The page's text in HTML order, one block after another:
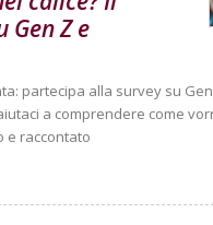
Gen Z e
partecipa alla survey su
a comprendere come
e raccontato